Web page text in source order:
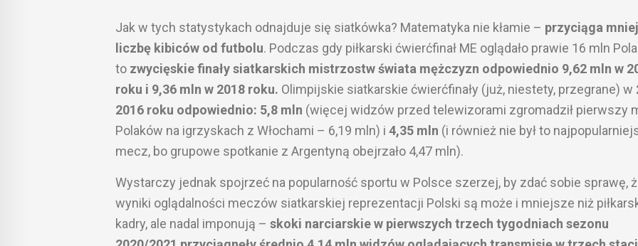
Jak w tych statystykach odnajduje się siatkówka? Matematyka nie kłamie – przyciąga
liczbę kibiców od futbolu. Podczas gdy piłkarski ćwierćfinał ME oglądało prawie 16 mln
to zwycięskie finały siatkarskich mistrzostw świata mężczyzn odpowiednio 9,62 mln w
roku i 9,36 mln w 2018 roku. Olimpijskie siatkarskie ćwierćfinały (już, niestety, przegrane) w
2016 roku odpowiednio: 5,8 mln (więcej widzów przed telewizorami zgromadził pierwszy
Polaków na igrzyskach z Włochami – 6,19 mln) i 4,35 mln (i również nie był to
mecz, bo grupowe spotkanie z Argentyną obejrzało 4,47 mln).
Wystarczy jednak spojrzeć na popularność sportu w Polsce szerzej, by zdać sobie sprawę,
wyniki oglądalności meczów siatkarskiej reprezentacji Polski są może i mniejsze niż
kadry, ale nadal imponują – skoki narciarskie w pierwszych trzech tygodniach sezonu